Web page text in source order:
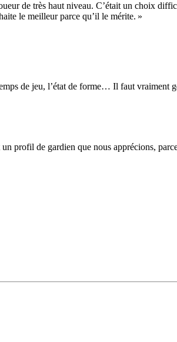
de très haut niveau. C’était un choix
le meilleur parce qu’il le mérite. »
de jeu, l’état de forme… Il faut vraiment
profil de gardien que nous apprécions,